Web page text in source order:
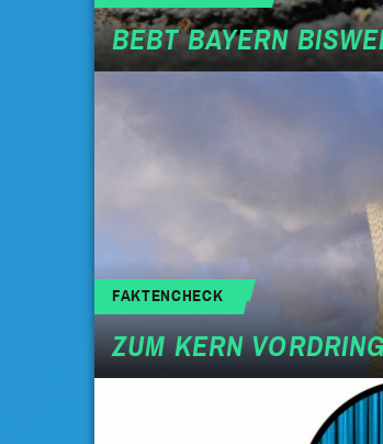
BEBT BAYERN
FAKTENCHECK
ZUM KERN